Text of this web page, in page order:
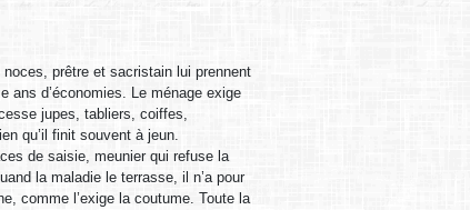
prêtre et sacristain lui prennent
ans d’économies. Le ménage exige
jupes, tabliers, coiffes,
qu’il finit souvent à jeun.
de saisie, meunier qui refuse la
la maladie le terrasse, il n’a pour
comme l’exige la coutume. Toute la